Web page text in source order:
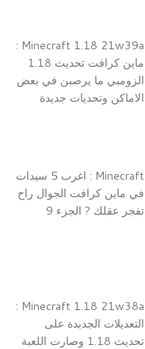
Minecraft 1.18 21w39a :
ماين كرافت تحديث 1.18
الزومبي ما يرصبن في بعض
الاماكن وتحديات جديدة
Minecraft : اغرب 5 سيدات
في ماين كرافت الجوال راح
تفجر عقلك ? الجزء 9
Minecraft 1.18 21w38a :
التعديلات الجدبدة على
تحديث 1.18 وصارت اللعبة